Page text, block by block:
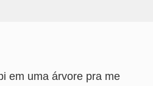
em uma árvore pra me